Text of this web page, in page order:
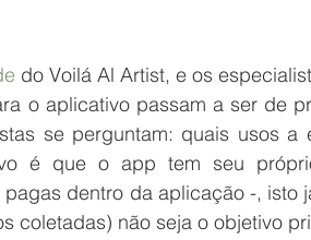
do Voilá Al Artist, e os
o aplicativo passam a ser de
se perguntam: quais usos a
é que o app tem seu
dentro da aplicação -, isto
coletadas) não seja o objetivo